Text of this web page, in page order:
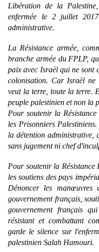
Libération de la
enfermée le 2 juillet
administrative.
La Résistance armée,
branche armée du FPLP,
paix avec Israël qui ne sont
colonisation. Car Israël
veut la terre, toute la terre.
peuple palestinien et non la
Pour soutenir la
les Prisonniers
la détention administrative,
sans jugement ni chef
Pour soutenir la Résistance
les soutiens des pays
Dénoncer les
gouvernement français,
gouvernement français
résistant et combattant
garde le silence sur
palestinien Salah Hamouri.